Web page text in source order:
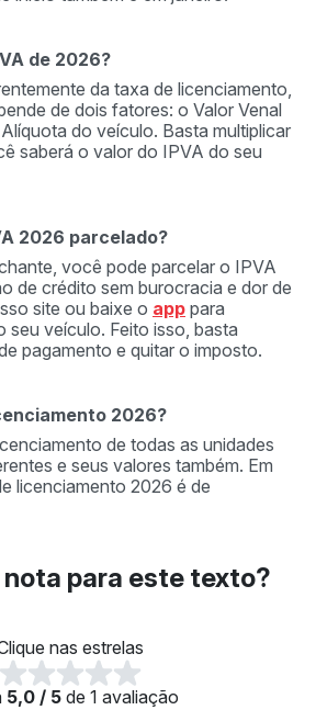
de 2026?
da taxa de licenciamento,
de dois fatores: o Valor Venal
do veículo. Basta multiplicar
saberá o valor do IPVA do seu
2026 parcelado?
você pode parcelar o IPVA
de crédito sem burocracia e dor de
site ou baixe o app para
seu veículo. Feito isso, basta
pagamento e quitar o imposto.
2026?
de todas as unidades
e seus valores também. Em
licenciamento 2026 é de
nota para este texto?
nas estrelas
5,0 / 5de 1 avaliação